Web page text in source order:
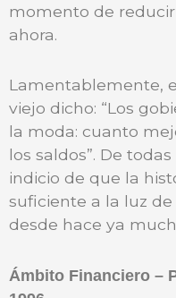
momento de
ahora.
Lamentablemente,
viejo dicho: “Los
la moda: cuanto
los saldos”. De
indicio de que la
suficiente a la luz
desde hace ya
Ámbito Financiero –